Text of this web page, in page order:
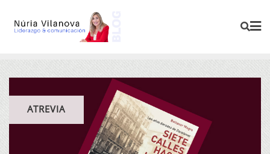
ATREVIA